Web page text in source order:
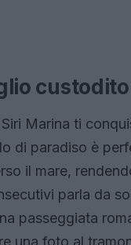
Marina ti
di paradiso è
il mare,
parla da
passeggiata